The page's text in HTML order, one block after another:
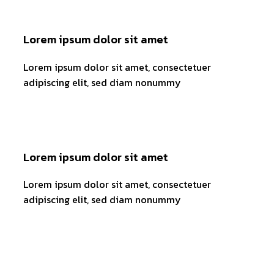
Lorem ipsum dolor sit amet
Lorem ipsum dolor sit amet, consectetuer
adipiscing elit, sed diam nonummy
Lorem ipsum dolor sit amet
Lorem ipsum dolor sit amet, consectetuer
adipiscing elit, sed diam nonummy